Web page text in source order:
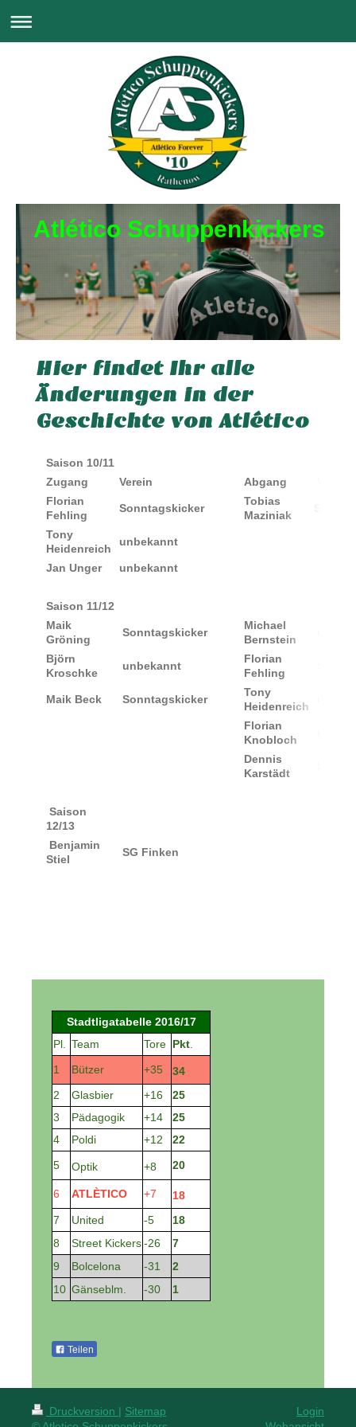
Atlético Schuppenkickers
Hier findet Ihr alle
Änderungen in der
Geschichte von Atlético
Saison 10/11
Zugang
Verein Abgang
Florian
Fehling
Sonntagskicker
Tobias
Maziniak
Tony
Heidenreich
unbekannt
Jan Unger unbekannt
Saison 11/12
Maik
Gröning
Sonntagskicker
Michael
Bernstein
Björn
Kroschke
unbekannt
Florian
Fehling
Maik Beck Sonntagskicker
Tony
Heidenreich
Florian
Knobloch
Dennis
Karstädt
Saison
12/13
Benjamin
Stiel
SG Finken
Stadtligatabelle 2016/17
Pl.
Team Tore Pkt
1
Bützer +35
34
2
Glasbier +16
25
3
Pädagogik +14
25
4
Poldi +12
22
5
Optik +8 20
6 ATLÈTICO +7
18
7
United -5
18
8
Street Kickers-26
7
9
Bolcelona -31
2
10 Gänseblm. -30 1
Teilen
Druckversion | Sitemap
Login